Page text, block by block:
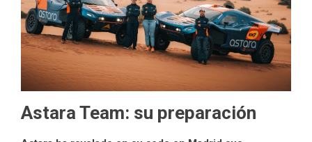
Astara Team: su preparación